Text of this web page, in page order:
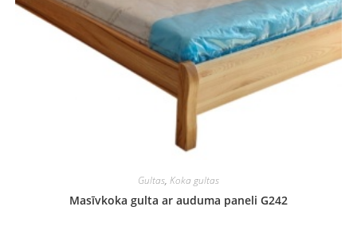
Gultas, Koka gultas
Masīvkoka gulta ar auduma paneli G242